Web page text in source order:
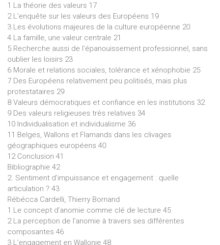
1 La théorie des valeurs 17
2 L'enquête sur les valeurs des Européens 19
3 Les évolutions majeures de la culture européenne 20
4 La famille, une valeur centrale 21
5 Recherche aussi de l'épanouissement professionnel, sans
oublier les loisirs 23
6 Morale et relations sociales, tolérance et xénophobie 25
7 Des Européens relativement peu politisés, mais plus
protestataires 29
8 Valeurs démocratiques et confiance en les institutions 32
9 Des valeurs religieuses très relatives 34
10 Individualisation et individualisme 36
11 Belges, Wallons et Flamands dans les clivages
géographiques européens 40
12 Conclusion 41
Bibliographie 42
2. Sentiment d’impuissance et engagement : quelle
articulation ? 43
Rébécca Cardelli, Thierry Bornand
1 Le concept d’anomie comme clé de lecture 45
2 La perception de l’anomie à travers ses différentes
composantes 46
3 L’engagement en Wallonie 48